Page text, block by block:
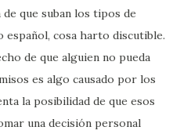
que suban los tipos de
cosa harto discutible.
de que alguien no pueda
es algo causado por los
la posibilidad de que esos
una decisión personal